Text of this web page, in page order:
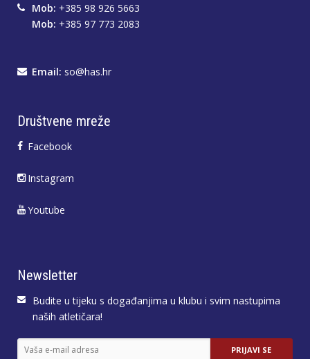
Mob: +385 98 926 5663
Mob: +385 97 773 2083
Email: so@has.hr
Društvene mreže
Facebook
Instagram
Youtube
Newsletter
Budite u tijeku s događanjima u klubu i svim nastupima
naših atletičara!